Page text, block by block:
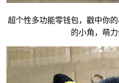
超个性多功能零钱包，戳中你
的小角，萌力